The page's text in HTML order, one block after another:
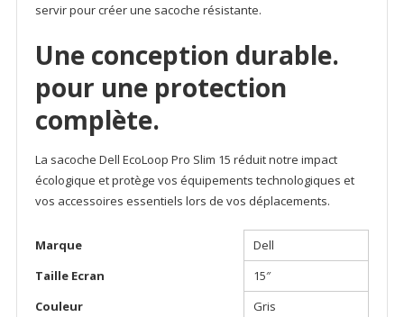
servir pour créer une sacoche résistante.
Une conception durable.
pour une protection
complète.
La sacoche Dell EcoLoop Pro Slim 15 réduit notre impact
écologique et protège vos équipements technologiques et
vos accessoires essentiels lors de vos déplacements.
Marque
Dell
Taille Ecran
15″
Couleur
Gris